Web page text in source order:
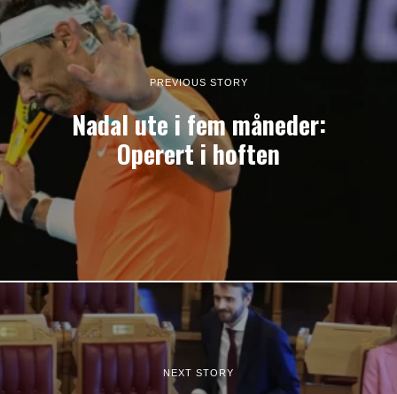
PREVIOUS STORY
Nadal ute i fem måneder:
Operert i hoften
NEXT STORY